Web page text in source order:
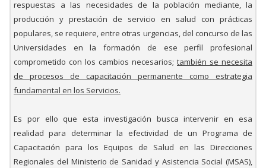
respuestas a las necesidades de la población mediante, la
producción y prestación de servicio en salud con prácticas
populares, se requiere, entre otras urgencias, del concurso de las
Universidades en la formación de ese perfil profesional
comprometido con los cambios necesarios; también se necesita
de procesos de capacitación permanente como estrategia
fundamental en los Servicios.
Es por ello que esta investigación busca intervenir en esa
realidad para determinar la efectividad de un Programa de
Capacitación para los Equipos de Salud en las Direcciones
Regionales del Ministerio de Sanidad y Asistencia Social (MSAS),